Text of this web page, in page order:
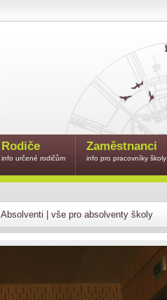
Absolventi | vše pro absolventy školy
Rodiče
info určené rodičům
Zaměstnanci
info pro pracovníky školy